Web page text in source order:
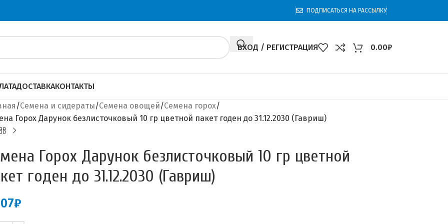
ПОДПИСАТЬСЯ НА РАССЫЛКУ
ВХОД / РЕГИСТРАЦИЯ 0.00₽
ДОСТАВКАКОНТАКТЫ
Семена и сидераты Семена овощей Семена горох
Горох Дарунок безлисточковый 10 гр цветной пакет годен до 31.12.2030 (Гавриш)
Горох Дарунок безлисточковый 10 гр цветной
годен до 31.12.2030 (Гавриш)
₽